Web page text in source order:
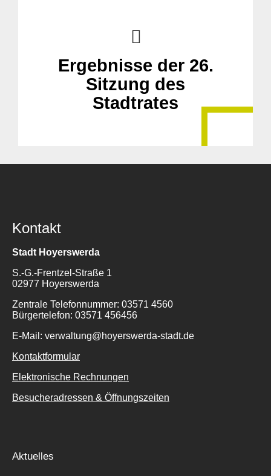
Ergebnisse der 26.
Sitzung des
Stadtrates
Kontakt
Stadt Hoyerswerda
S.-G.-Frentzel-Straße 1
02977 Hoyerswerda
Zentrale Telefonnummer: 03571 4560
Bürgertelefon: 03571 456456
E-Mail: verwaltung@hoyerswerda-stadt.de
Kontaktformular
Elektronische Rechnungen
Besucheradressen & Öffnungszeiten
Aktuelles